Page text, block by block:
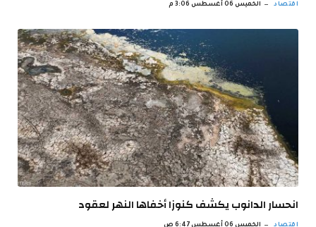
اقتصاد الخميس 06 أغسطس 3:06 م
انحسار الدانوب يكشف كنوزا أخفاها النهر لعقود
اقتصاد الخميس 06 أغسطس 6:47 ص